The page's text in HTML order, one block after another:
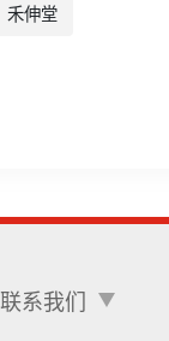
禾伸堂
联系我们